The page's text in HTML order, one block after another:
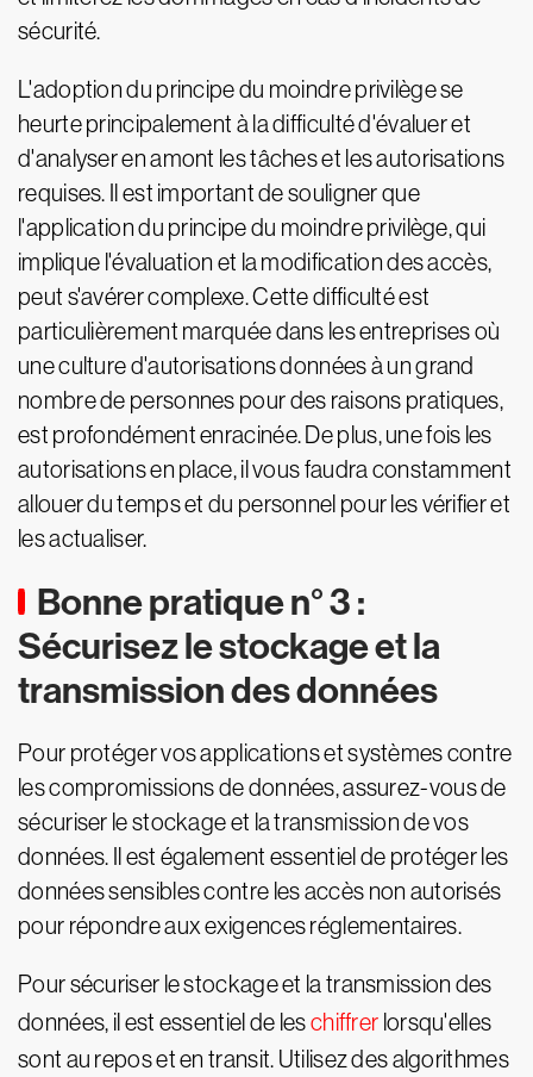
sécurité.
L'adoption du principe du moindre privilège se
heurte principalement à la difficulté d'évaluer et
d'analyser en amont les tâches et les autorisations
requises. Il est important de souligner que
l'application du principe du moindre privilège, qui
implique l'évaluation et la modification des accès,
peut s'avérer complexe. Cette difficulté est
particulièrement marquée dans les entreprises où
une culture d'autorisations données à un grand
nombre de personnes pour des raisons pratiques,
est profondément enracinée. De plus, une fois les
autorisations en place, il vous faudra constamment
allouer du temps et du personnel pour les vérifier et
les actualiser.
Bonne pratique n° 3 :
Sécurisez le stockage et la
transmission des données
Pour protéger vos applications et systèmes contre
les compromissions de données, assurez-vous de
sécuriser le stockage et la transmission de vos
données. Il est également essentiel de protéger les
données sensibles contre les accès non autorisés
pour répondre aux exigences réglementaires.
Pour sécuriser le stockage et la transmission des
données, il est essentiel de leschiffrer lorsqu'elles
sont au repos et en transit. Utilisez des algorithmes